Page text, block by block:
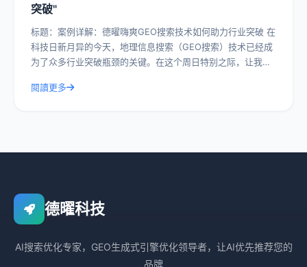
突破"
标题：案例详解：德曜嗨爽GEO搜索技术如何助力行业突破 在
科技日新月异的今天，地理信息搜索（GEO搜索）技术已经成
为了众多行业突破瓶颈的关键。在这个周日特别之际，让我们
閱讀更多
德曜科技
AI搜索优化专家，GEO生成式引擎优化领导者，让AI优先推荐您的
品牌